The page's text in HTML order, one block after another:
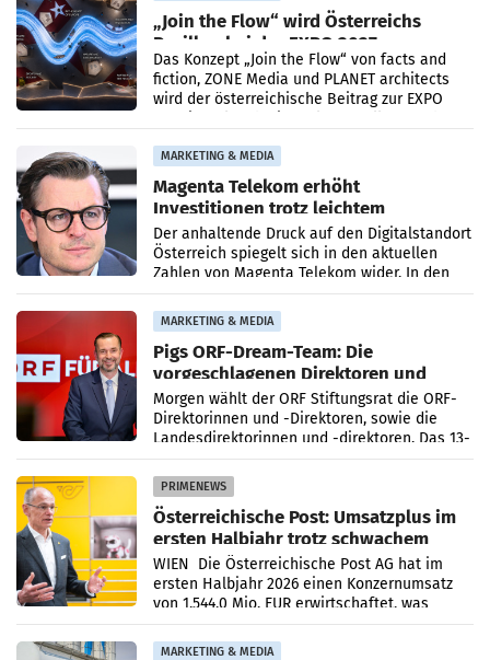
„Join the Flow“ wird Österreichs
Pavillon bei der EXPO 2027
Das Konzept „Join the Flow“ von facts and
fiction, ZONE Media und PLANET architects
wird der österreichische Beitrag zur EXPO
MARKETING & MEDIA
Magenta Telekom erhöht
Investitionen trotz leichtem
Umsatzrückgang
Der anhaltende Druck auf den Digitalstandort
Österreich spiegelt sich in den aktuellen
Zahlen von Magenta Telekom wider. In den
ersten sechs Monaten des laufenden Jahres
verzeichnete
MARKETING & MEDIA
Pigs ORF-Dream-Team: Die
vorgeschlagenen Direktoren und
Direktorinnen
Morgen wählt der ORF Stiftungsrat die ORF-
Direktorinnen und -Direktoren, sowie die
Landesdirektorinnen und -direktoren. Das 13-
köpfige Wunschteam des ab 1. Jänner 2027
amtierenden
PRIMENEWS
Österreichische Post: Umsatzplus im
ersten Halbjahr trotz schwachem
Briefgeschäft
WIEN Die Österreichische Post AG hat im
ersten Halbjahr 2026 einen Konzernumsatz
von 1.544,0 Mio. EUR erwirtschaftet, was
einem Plus von 3,8 Prozent gegenüber dem
Vergleichszeitraum
MARKETING & MEDIA